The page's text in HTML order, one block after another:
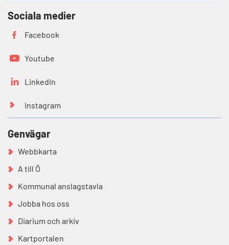
Sociala medier
Facebook
Youtube
LinkedIn
Instagram
Genvägar
Webbkarta
A till Ö
Kommunal anslagstavla
Jobba hos oss
Diarium och arkiv
Kartportalen